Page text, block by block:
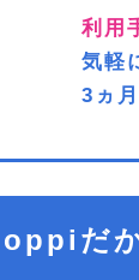
利用
気軽
3ヵ
だ